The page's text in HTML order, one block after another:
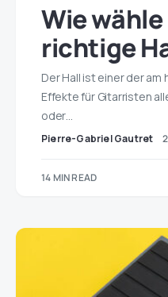
Wie
richtige
Der Hall ist einer der
Effekte für Gitarristen
oder…
Pierre-Gabriel Gautret
14 MIN READ